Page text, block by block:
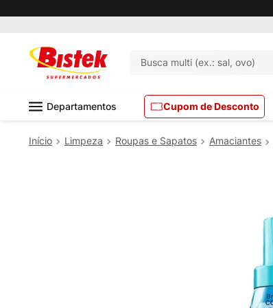
Busca multi (ex.: sal, ovo)
Departamentos Cupom de Desconto
Limpeza Roupas e Sapatos Amaciantes